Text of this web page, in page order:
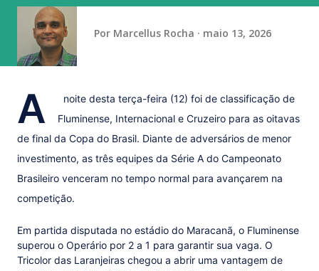
Por Marcellus Rocha maio 13, 2026
A
noite desta terça-feira (12) foi de classificação de
Fluminense, Internacional e Cruzeiro para as oitavas
de final da Copa do Brasil. Diante de adversários de menor
investimento, as três equipes da Série A do Campeonato
Brasileiro venceram no tempo normal para avançarem na
competição.
Em partida disputada no estádio do Maracanã, o Fluminense
superou o Operário por 2 a 1 para garantir sua vaga. O
Tricolor das Laranjeiras chegou a abrir uma vantagem de